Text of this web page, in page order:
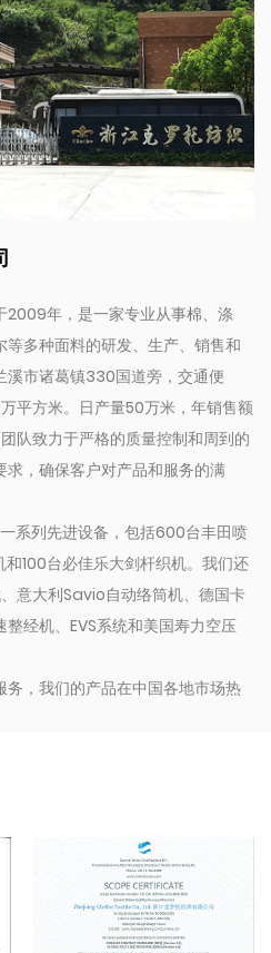
2009年，是一家专业从事棉、涤
多种面料的研发、生产、销售和
溪市诸葛镇330国道旁，交通便
平方米。日产量50万米，年销售额
队致力于严格的质量控制和周到的
，确保客户对产品和服务的满
系列先进设备，包括600台丰田喷
100台必佳乐大剑杆织机。我们还
意大利Savio自动络筒机、德国卡
经机、EVS系统和美国寿力空压
，我们的产品在中国各地市场热
玛、Lidl、Aldi等。相信我司各